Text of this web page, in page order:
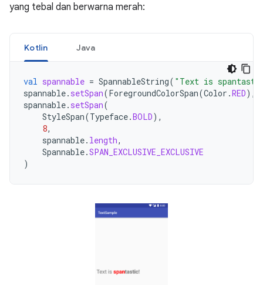
yang tebal dan berwarna merah:
Kotlin Java
val spannable = SpannableString( "Text is
spannable. setSpan(ForegroundColorSpan(Color .RED),
spannable. setSpan(
StyleSpan(Typeface.BOLD),
8,
spannable. length,
Spannable.SPAN_EXCLUSIVE_EXCLUSIVE
)